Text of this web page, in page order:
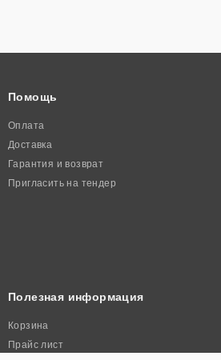
Помощь
Оплата
Доставка
Гарантия и возврат
Пригласить на тендер
Полезная информация
Корзина
Прайс лист